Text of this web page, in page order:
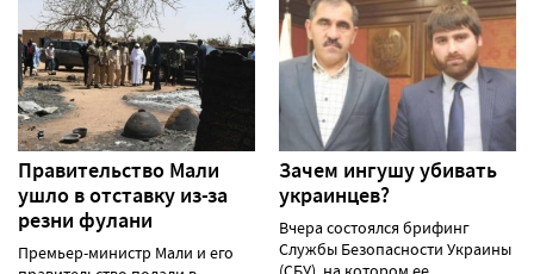
Правительство Мали
ушло в отставку из-за
резни фулани
Премьер-министр Мали и его
Зачем ингушу убивать
украинцев?
Вчера состоялся брифинг
Службы Безопасности Украины